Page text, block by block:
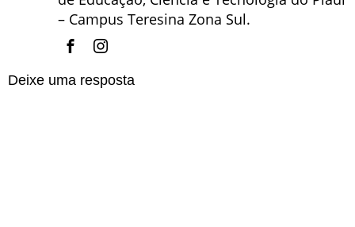
– Campus Teresina Zona Sul.
Deixe uma resposta